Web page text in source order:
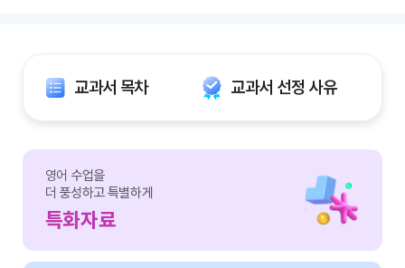
교과서 목차 교과서 선정 사유
영어 수업을
더 풍성하고 특별하게
특화자료